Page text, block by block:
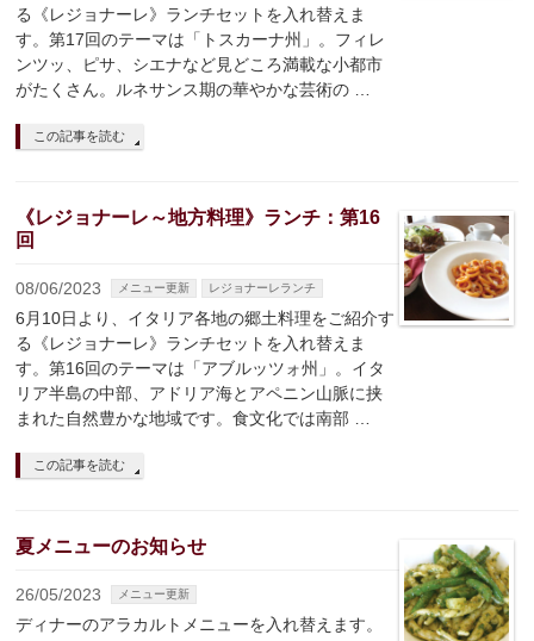
る《レジョナーレ》ランチセットを入れ替えま
す。第17回のテーマは「トスカーナ州」。フィレ
ンツッ、ピサ、シエナなど見どころ満載な小都市
がたくさん。ルネサンス期の華やかな芸術の …
この記事を読む
《レジョナーレ～地方料理》ランチ：第16
回
08/06/2023 メニュー更新 レジョナーレランチ
6月10日より、イタリア各地の郷土料理をご紹介す
る《レジョナーレ》ランチセットを入れ替えま
す。第16回のテーマは「アブルッツォ州」。イタ
リア半島の中部、アドリア海とアペニン山脈に挟
まれた自然豊かな地域です。食文化では南部 …
この記事を読む
夏メニューのお知らせ
26/05/2023 メニュー更新
ディナーのアラカルトメニューを入れ替えます。